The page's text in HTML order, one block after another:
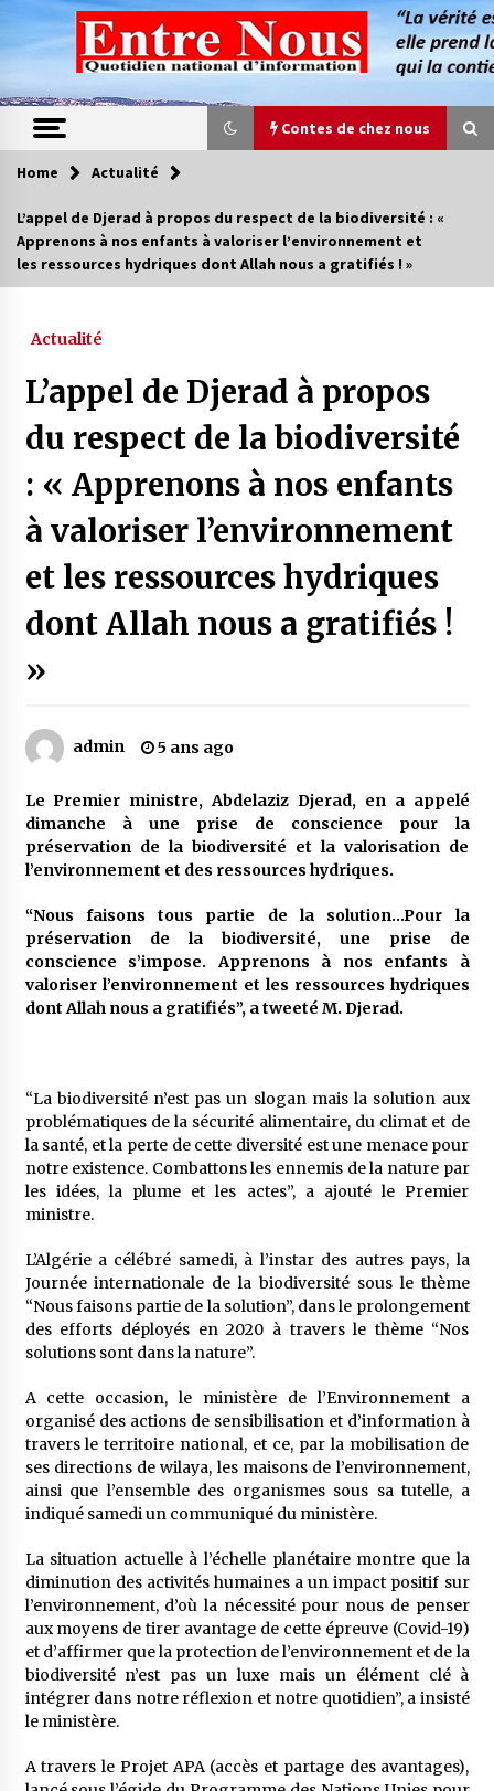
content
Contes de chez nous
Contes de chez nous
4 ans ago
4 ans ago
Oum el Gaïla / L’ogresse du M’zab
4 ans ago
montagnards
« Père, tiens-moi, je vais tomber ! »
Le bouc de l’Au-delà
5 ans ago
Le monstrueux vieillard (Un récit du Sud
algérien)
5 ans ago
5 ans ago
5 ans ago
Tradition orale/ D’où viennent les contes et à
5 ans ago
Home Actualité
L’appel de Djerad à propos du respect de la biodiversité : «
Apprenons à nos enfants à valoriser l’environnement et
les ressources hydriques dont Allah nous a gratifiés ! »
Actualité
L’appel de Djerad à propos
du respect de la biodiversité
: « Apprenons à nos enfants
à valoriser l’environnement
et les ressources hydriques
dont Allah nous a gratifiés !
»
admin 5 ans ago
Le Premier ministre, Abdelaziz Djerad, en a appelé
dimanche à une prise de conscience pour la
préservation de la biodiversité et la valorisation de
l’environnement et des ressources hydriques.
“Nous faisons tous partie de la solution…Pour la
préservation de la biodiversité, une prise de
conscience s’impose. Apprenons à nos enfants à
valoriser l’environnement et les ressources hydriques
dont Allah nous a gratifiés”, a tweeté M. Djerad.
“La biodiversité n’est pas un slogan mais la solution aux
problématiques de la sécurité alimentaire, du climat et de
la santé, et la perte de cette diversité est une menace pour
notre existence. Combattons les ennemis de la nature par
les idées, la plume et les actes”, a ajouté le Premier
ministre.
L’Algérie a célébré samedi, à l’instar des autres pays, la
Journée internationale de la biodiversité sous le thème
“Nous faisons partie de la solution”, dans le prolongement
des efforts déployés en 2020 à travers le thème “Nos
solutions sont dans la nature”.
A cette occasion, le ministère de l’Environnement a
organisé des actions de sensibilisation et d’information à
travers le territoire national, et ce, par la mobilisation de
ses directions de wilaya, les maisons de l’environnement,
ainsi que l’ensemble des organismes sous sa tutelle, a
indiqué samedi un communiqué du ministère.
La situation actuelle à l’échelle planétaire montre que la
diminution des activités humaines a un impact positif sur
l’environnement, d’où la nécessité pour nous de penser
aux moyens de tirer avantage de cette épreuve (Covid-19)
et d’affirmer que la protection de l’environnement et de la
biodiversité n’est pas un luxe mais un élément clé à
intégrer dans notre réflexion et notre quotidien”, a insisté
le ministère.
A travers le Projet APA (accès et partage des avantages),